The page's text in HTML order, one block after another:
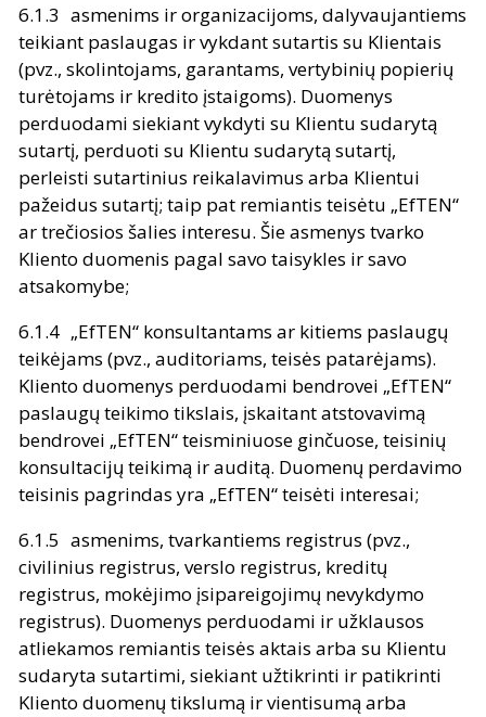
asmenims ir organizacijoms, dalyvaujantiems
teikiant paslaugas ir vykdant sutartis su Klientais
(pvz., skolintojams, garantams, vertybinių popierių
turėtojams ir kredito įstaigoms). Duomenys
perduodami siekiant vykdyti su Klientu sudarytą
sutartį, perduoti su Klientu sudarytą sutartį,
perleisti sutartinius reikalavimus arba Klientui
pažeidus sutartį; taip pat remiantis teisėtu „EfTEN“
ar trečiosios šalies interesu. Šie asmenys tvarko
Kliento duomenis pagal savo taisykles ir savo
atsakomybe;
„EfTEN“ konsultantams ar kitiems paslaugų
teikėjams (pvz., auditoriams, teisės patarėjams).
Kliento duomenys perduodami bendrovei „EfTEN“
paslaugų teikimo tikslais, įskaitant atstovavimą
bendrovei „EfTEN“ teisminiuose ginčuose, teisinių
konsultacijų teikimą ir auditą. Duomenų perdavimo
teisinis pagrindas yra „EfTEN“ teisėti interesai;
asmenims, tvarkantiems registrus (pvz.,
civilinius registrus, verslo registrus, kreditų
registrus, mokėjimo įsipareigojimų nevykdymo
registrus). Duomenys perduodami ir užklausos
atliekamos remiantis teisės aktais arba su Klientu
sudaryta sutartimi, siekiant užtikrinti ir patikrinti
Kliento duomenų tikslumą ir vientisumą arba